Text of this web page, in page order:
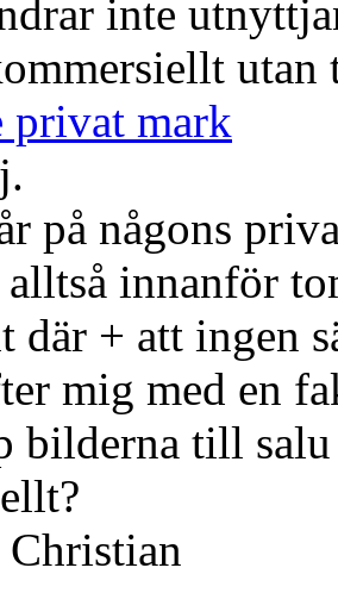
inte
utan
privat mark
på någons
alltså innanför
där + att ingen
mig med en
bilderna till